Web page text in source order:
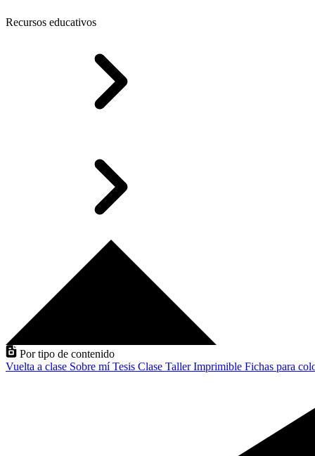
Recursos educativos
Por tipo de contenido
Vuelta a clase Sobre míTesis Clase TallerImprimible Fichas para